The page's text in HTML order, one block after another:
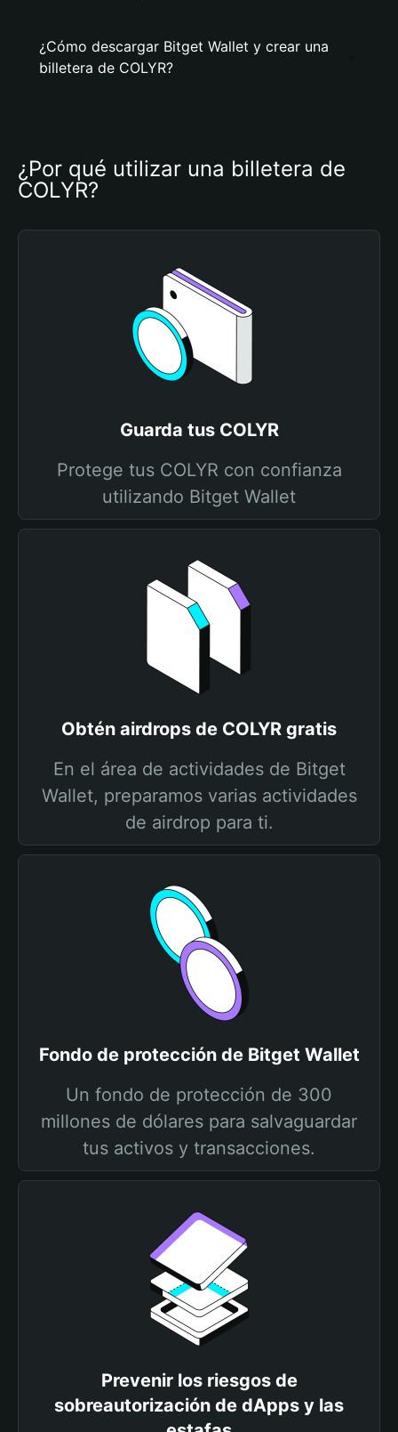
¿Cómo descargar Bitget Wallet y crear una
billetera de COLYR?
¿Por qué utilizar una billetera de
COLYR?
Guarda tus COLYR
Protege tus COLYR con confianza
utilizando Bitget Wallet
Obtén airdrops de COLYR gratis
En el área de actividades de Bitget
Wallet, preparamos varias actividades
de airdrop para ti.
Fondo de protección de Bitget Wallet
Un fondo de protección de 300
millones de dólares para salvaguardar
tus activos y transacciones.
Prevenir los riesgos de
sobreautorización de dApps y las